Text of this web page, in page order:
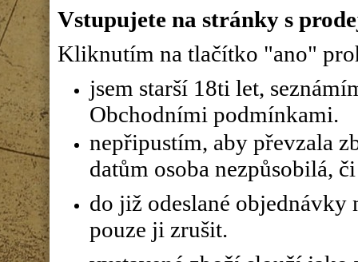
Vstupujete na stránky s
Kliknutím na tlačítko "ano"
jsem starší 18ti let,
Obchodními podmínkami.
nepřipustím, aby převzala
datům osoba nezpůsobilá,
do již odeslané objednávky
pouze ji zrušit.